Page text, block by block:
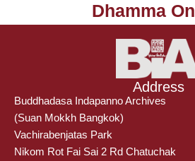
Dhamma
Address
Buddhadasa Indapanno Archives
(Suan Mokkh Bangkok)
Vachirabenjatas Park
Nikom Rot Fai Sai 2 Rd Chatuchak